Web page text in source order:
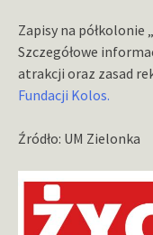
Zapisy na półkolonie
Szczegółowe
atrakcji oraz zasad
Fundacji Kolos.
Źródło: UM Zielonka